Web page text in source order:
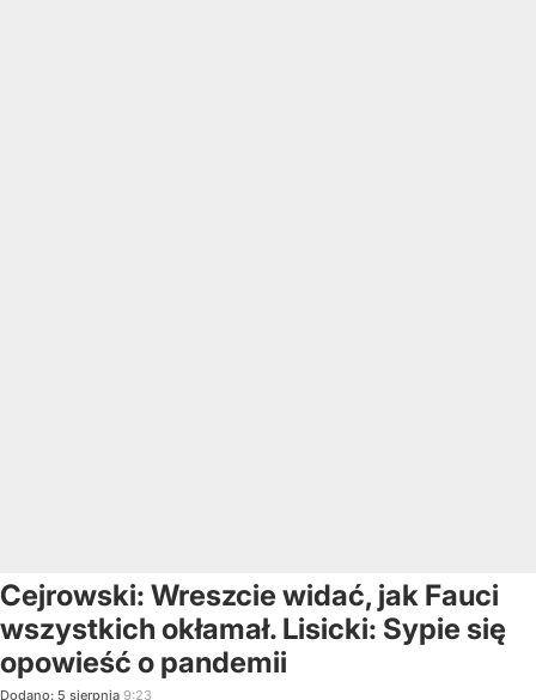
Cejrowski: Wreszcie widać, jak Fauci
wszystkich okłamał. Lisicki: Sypie się
opowieść o pandemii
Dodano: 5 sierpnia 9:23